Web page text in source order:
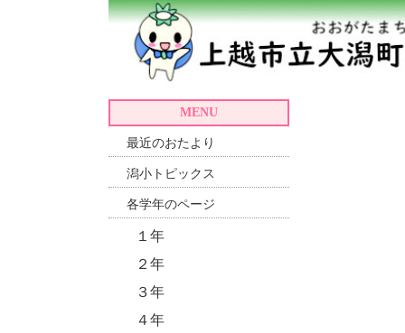
MENU
最近のおたより
潟小トピックス
各学年のページ
１年
２年
３年
４年